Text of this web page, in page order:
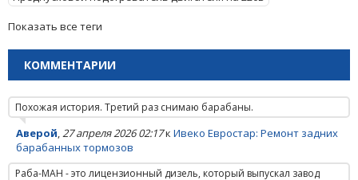
Показать все теги
КОММЕНТАРИИ
Похожая история. Третий раз снимаю барабаны.
Аверой,27 апреля 2026 02:17к Ивеко Евростар: Ремонт задних
барабанных тормозов
Раба-МАН - это лицензионный дизель, который выпускал завод